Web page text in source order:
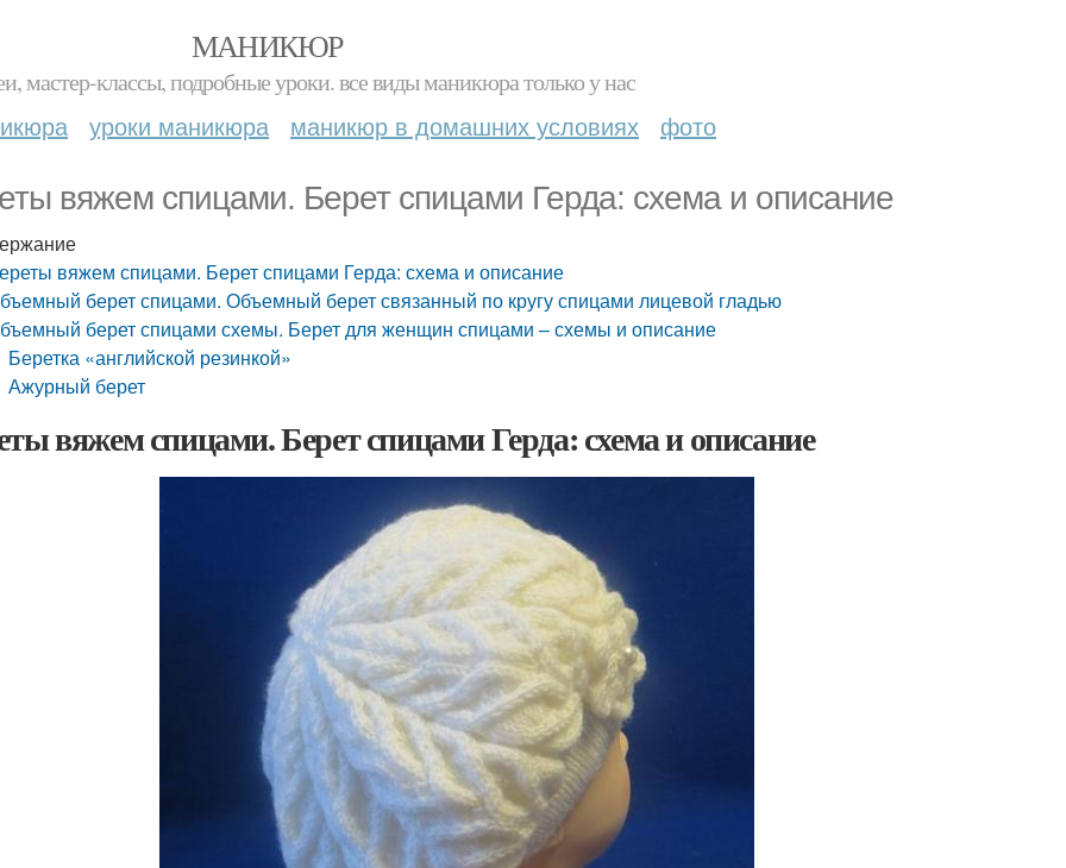
МАНИКЮР
мастер-классы, подробные уроки. все виды маникюра только у нас
уроки маникюра маникюр в домашних условиях фото
вяжем спицами. Берет спицами Герда: схема и описание
вяжем спицами. Берет спицами Герда: схема и описание
берет спицами. Объемный берет связанный по кругу спицами лицевой гладью
берет спицами схемы. Берет для женщин спицами – схемы и описание
Беретка «английской резинкой»
Ажурный берет
вяжем спицами. Берет спицами Герда: схема и описание